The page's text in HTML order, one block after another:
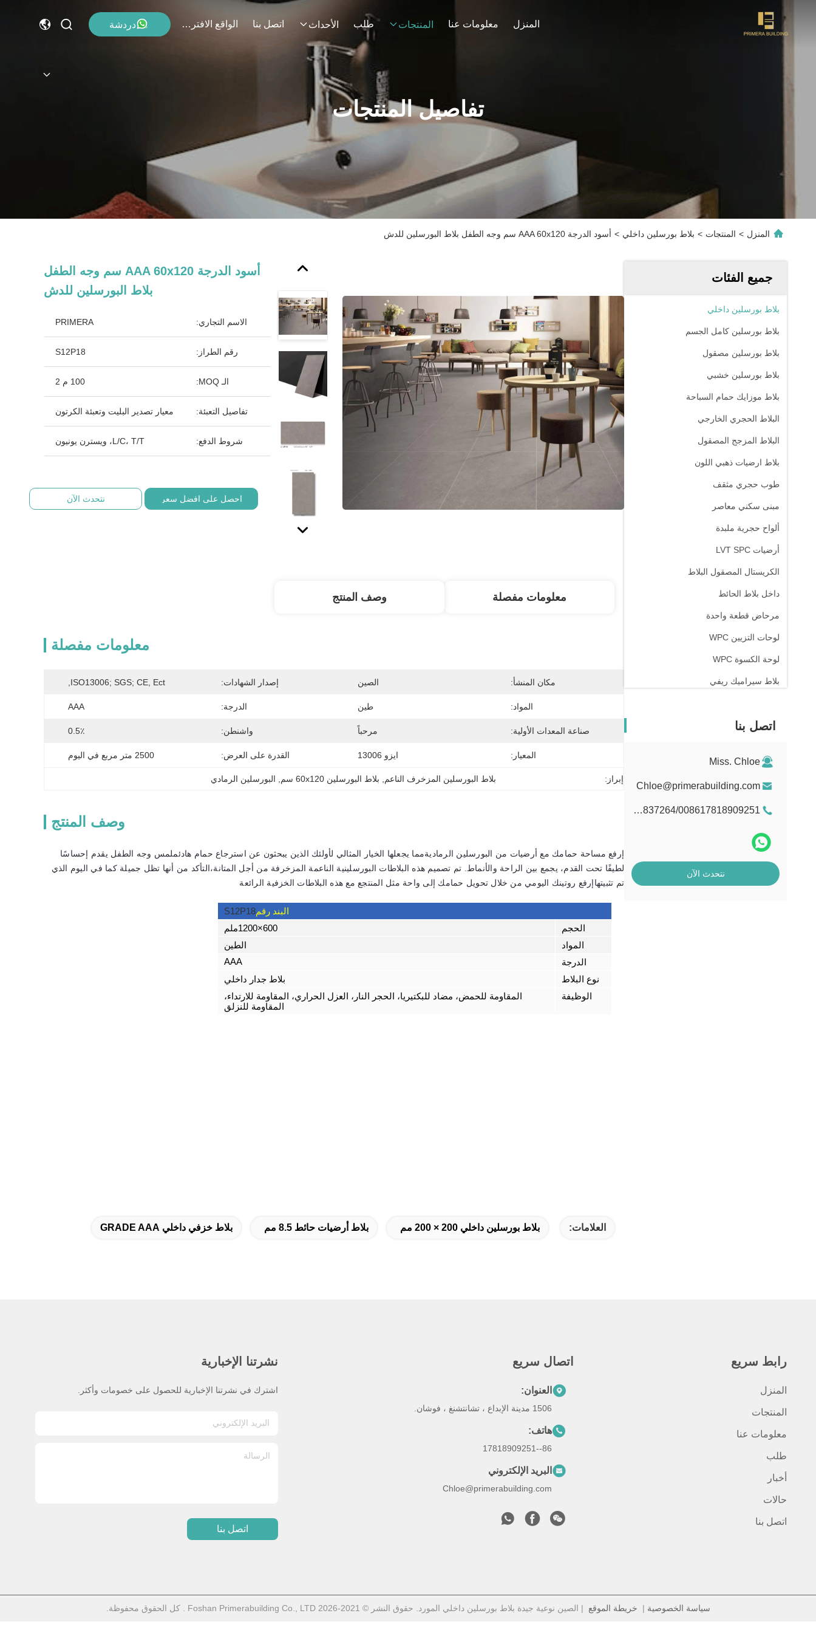
المنزل معلومات عنا المنتجات طلب الأحداث اتصل بنا الواقع الافتراضي دردشة
تفاصيل المنتجات
المنزل > المنتجات > بلاط بورسلين داخلي > أسود الدرجة AAA 60x120 سم وجه الطفل بلاط البورسلين للدش
جميع الفئات
بلاط بورسلين داخلي
بلاط بورسلين كامل الجسم
بلاط بورسلين مصقول
بلاط بورسلين خشبي
بلاط موزايك حمام السباحة
البلاط الحجري الخارجي
البلاط المزجج المصقول
بلاط ارضيات ذهبي اللون
طوب حجري مثقف
مبنى سكني معاصر
ألواح حجرية ملبدة
أرضيات LVT SPC
الكريستال المصقول البلاط
داخل بلاط الحائط
مرحاض قطعة واحدة
لوحات التزيين WPC
لوحة الكسوة WPC
بلاط سيراميك ريفي
اتصل بنا
Miss. Chloe
Chloe@primerabuilding.com
008615103837264/008617818909251
نتحدث الآن
أسود الدرجة AAA 60x120 سم وجه الطفل
بلاط البورسلين للدش
الاسم التجاري: PRIMERA
رقم الطراز: S12P18
الـ MOQ: 100 م 2
تفاصيل التعبئة: معيار تصدير البليت وتعبئة الكرتون
شروط الدفع: L/C، T/T، ويسترن يونيون
احصل على افضل سعر نتحدث الآن
معلومات مفصلة وصف المنتج
معلومات مفصلة
مكان المنشأ: الصين إصدار الشهادات: ISO13006; SGS; CE, Ect,
المواد: طين الدرجة: AAA
صناعة المعدات الأولية: مرحباً واشنطن: 0.5٪
المعيار: ايزو 13006 القدرة على العرض: 2500 متر مربع في اليوم
إبراز: بلاط البورسلين المزخرف الناعم بلاط البورسلين 60x120 سم البورسلين الرمادي
وصف المنتج
إرفع مساحة حمامك مع أرضيات من البورسلين الرماديةمما يجعلها الخيار المثالي لأولئك الذين يبحثون عن استرجاع حمام هادئملمس وجه الطفل يقدم إحساسًا
لطيفًا تحت القدم، يجمع بين الراحة والأنماط. تم تصميم هذه البلاطات البورسلينية الناعمة المزخرفة من أجل المتانة،التأكد من أنها تظل جميلة كما في اليوم الذي
تم تثبيتهاإرفع روتينك اليومي من خلال تحويل حمامك إلى واحة مثل المنتجع مع هذه البلاطات الخزفية الرائعة
البند رقمS12P18
الحجم
600×1200ملم
المواد
الطين
الدرجة
AAA
نوع البلاط
بلاط جدار داخلي
الوظيفة
المقاومة للحمض، مضاد للبكتيريا، الحجر النار، العزل الحراري، المقاومة للارتداء،
المقاومة للنزلق